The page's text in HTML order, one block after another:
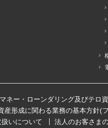
マネー・ローンダリング及びテロ
産形成に関わる業務の基本方針(
いについて
法人のお客さま